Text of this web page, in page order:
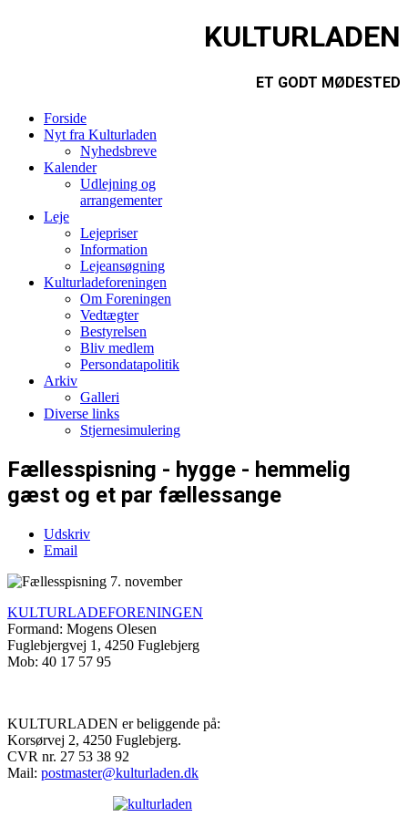
KULTURLADEN
ET GODT MØDESTED
Forside
Nyt fra Kulturladen
Nyhedsbreve
Kalender
Udlejning og
arrangementer
Leje
Lejepriser
Information
Lejeansøgning
Kulturladeforeningen
Om Foreningen
Vedtægter
Bestyrelsen
Bliv medlem
Persondatapolitik
Arkiv
Galleri
Diverse links
Stjernesimulering
Fællesspisning - hygge - hemmelig
gæst og et par fællessange
Udskriv
Email
KULTURLADEFORENINGEN
Formand: Mogens Olesen
Fuglebjergvej 1, 4250 Fuglebjerg
Mob: 40 17 57 95
KULTURLADEN er beliggende på:
Korsørvej 2, 4250 Fuglebjerg.
CVR nr. 27 53 38 92
Mail: postmaster@kulturladen.dk